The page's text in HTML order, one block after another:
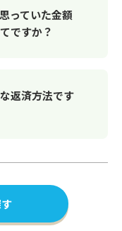
っていた金額
ですか？
返済方法です